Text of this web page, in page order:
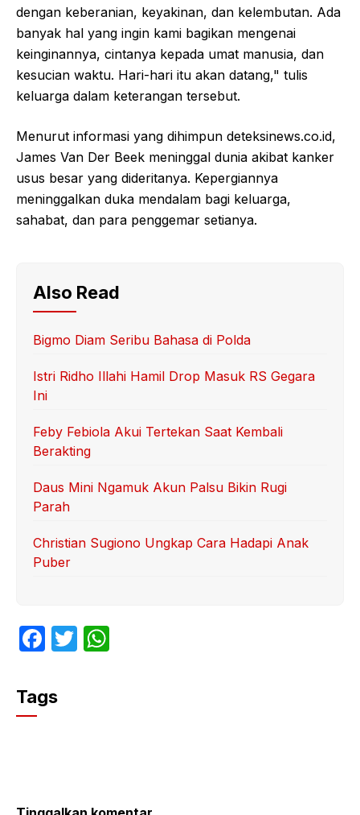
dengan keberanian, keyakinan, dan kelembutan. Ada
banyak hal yang ingin kami bagikan mengenai
keinginannya, cintanya kepada umat manusia, dan
kesucian waktu. Hari-hari itu akan datang," tulis
keluarga dalam keterangan tersebut.
Menurut informasi yang dihimpun deteksinews.co.id,
James Van Der Beek meninggal dunia akibat kanker
usus besar yang dideritanya. Kepergiannya
meninggalkan duka mendalam bagi keluarga,
sahabat, dan para penggemar setianya.
Also Read
Bigmo Diam Seribu Bahasa di Polda
Istri Ridho Illahi Hamil Drop Masuk RS Gegara
Ini
Feby Febiola Akui Tertekan Saat Kembali
Berakting
Daus Mini Ngamuk Akun Palsu Bikin Rugi
Parah
Christian Sugiono Ungkap Cara Hadapi Anak
Puber
F
c
e
T
Tags